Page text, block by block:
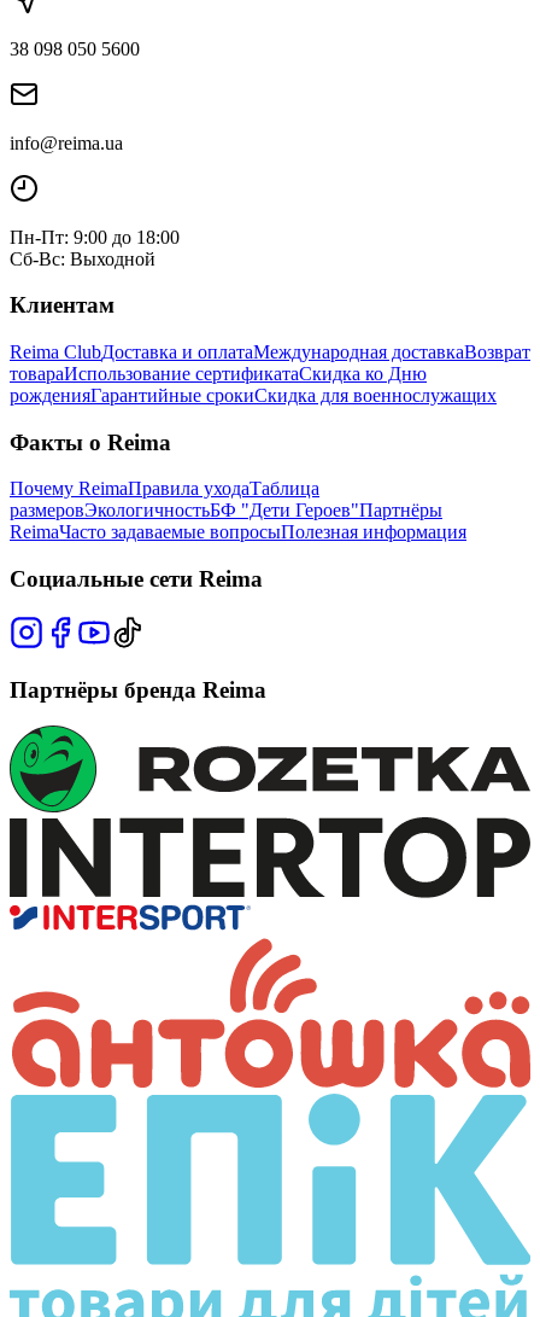
38 098 050 5600
info@reima.ua
Пн-Пт: 9:00 до 18:00
Сб-Вс: Выходной
Клиентам
Reima ClubДоставка и оплатаМеждународная доставкаВозврат
товараИспользование сертификатаСкидка ко Дню
рожденияГарантийные срокиСкидка для военнослужащих
Факты о Reima
Почему ReimaПравила уходаТаблица
размеровЭкологичностьБФ "Дети Героев"Партнёры
ReimaЧасто задаваемые вопросыПолезная информация
Социальные сети Reima
Партнёры бренда Reima